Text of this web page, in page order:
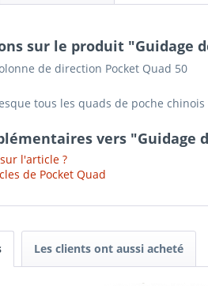
sur le produit "Guidage
de direction Pocket Quad 50
tous les quads de poche chinois
vers "Guidage
l'article ?
de Pocket Quad
Les clients ont aussi acheté